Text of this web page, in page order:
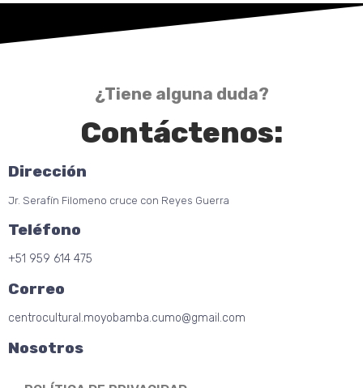
¿Tiene alguna duda?
Contáctenos:
Dirección
Jr. Serafín Filomeno cruce con Reyes Guerra
Teléfono
+51 959 614 475
Correo
centrocultural.moyobamba.cumo@gmail.com
Nosotros